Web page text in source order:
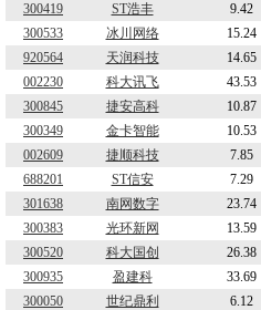
300419
ST浩丰 9.42
300533
冰川网络 15.24
920564
天润科技 14.65
002230
科大讯飞 43.53
300845
捷安高科 10.87
300349
金卡智能 10.53
002609
捷顺科技 7.85
688201
ST信安 7.29
301638
南网数字 23.74
300383
光环新网 13.59
300520
科大国创 26.38
300935
盈建科 33.69
300050
世纪鼎利 6.12